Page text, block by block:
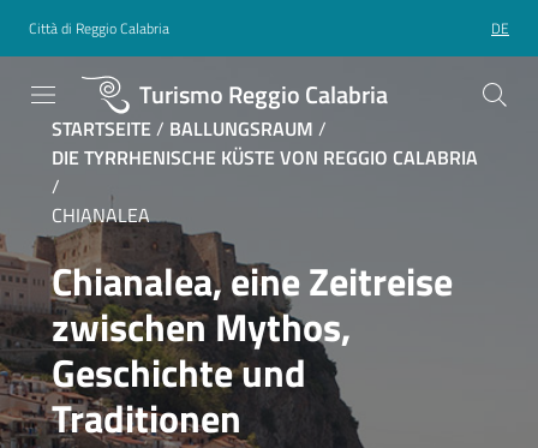
Città di Reggio Calabria DE
Turismo Reggio Calabria
STARTSEITE/ BALLUNGSRAUM /
DIE TYRRHENISCHE KÜSTE VON REGGIO CALABRIA
/
CHIANALEA
Chianalea, eine Zeitreise
zwischen Mythos,
Geschichte und
Traditionen